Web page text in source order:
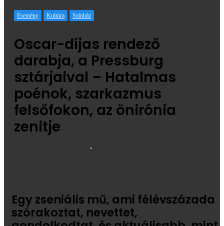
Esemény Kultúra Színház
Oscar-díjas rendező
darabja, a Pressburg
sztárjaival – Hatalmas
poénok, szarkazmus
felsőfokon, az önirónia
zenitje
Egy zseniális mű, ami félévszázada
szórakoztat, nevettet,